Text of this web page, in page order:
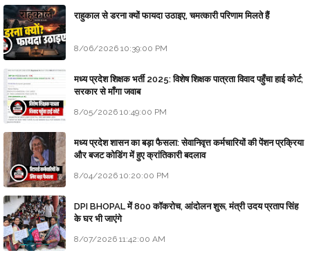
राहुकाल से डरना क्यों फायदा उठाइए, चमत्कारी परिणाम मिलते हैं
8/06/2026 10:39:00 PM
मध्य प्रदेश शिक्षक भर्ती 2025: विशेष शिक्षक पात्रता विवाद पहुँचा हाई कोर्ट;
सरकार से माँगा जवाब
8/05/2026 10:49:00 PM
मध्य प्रदेश शासन का बड़ा फैसला: सेवानिवृत्त कर्मचारियों की पेंशन प्रक्रिया
और बजट कोडिंग में हुए क्रांतिकारी बदलाव
8/04/2026 10:20:00 PM
DPI BHOPAL में 800 कॉकरोच, आंदोलन शुरू, मंत्री उदय प्रताप सिंह
के घर भी जाएंगे
8/07/2026 11:42:00 AM